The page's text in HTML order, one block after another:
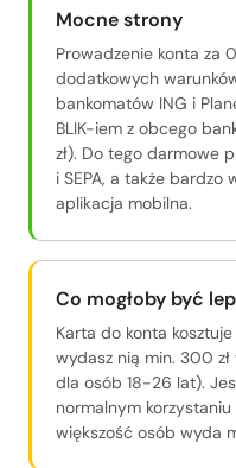
Mocne strony
Prowadzenie konta za
dodatkowych
bankomatów ING i
BLIK-iem z obcego
zł). Do tego darmowe
i SEPA, a także bardzo
aplikacja mobilna.
Co mogłoby być
Karta do konta kosztuje
wydasz nią min. 300
dla osób 18-26 lat).
normalnym
większość osób wyda